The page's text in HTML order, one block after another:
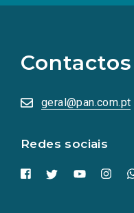
geral@pan.com.pt
Redes sociais
redes
sociais
numa
nova